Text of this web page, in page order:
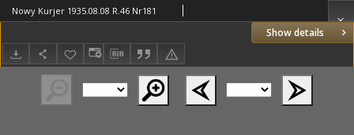
Show details
Nowy Kurjer 1935.08.08 R.46 Nr181